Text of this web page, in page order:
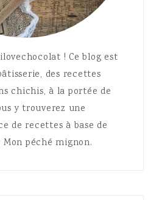
! Ce blog est
des recettes
chichis, à la portée de
y trouverez une
de recettes à base de
péché mignon.